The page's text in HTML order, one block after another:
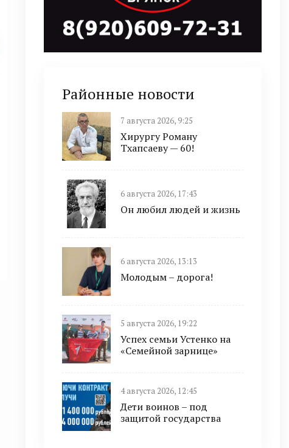
Районные новости
7 августа 2026, 9:25
Хирургу Роману
Тхапсаеву — 60!
6 августа 2026, 17:43
Он любил людей и жизнь
6 августа 2026, 13:13
Молодым – дорога!
5 августа 2026, 19:22
Успех семьи Устенко на
«Семейной зарнице»
4 августа 2026, 12:45
Дети воинов – под
защитой государства